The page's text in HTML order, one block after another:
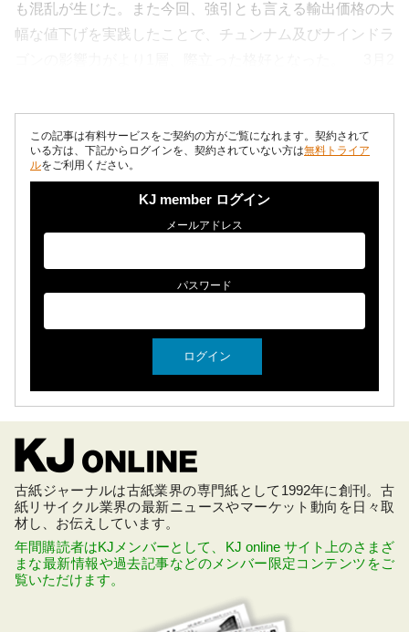
も混乱が生じた。また今回、強引とも言える輸出価格の大
幅な値下げを実践したことで、チュンナム及びナインドラ
この記事は有料サービスをご契約の方がご覧になれます。契約されて
いる方は、下記からログインを、契約されていない方は無料トライア
ルをご利用ください。
KJ member ログイン
メールアドレス
パスワード
古紙ジャーナルは古紙業界の専門紙として1992年に創刊。古
紙リサイクル業界の最新ニュースやマーケット動向を日々取
材し、お伝えしています。
年間購読者はKJメンバーとして、KJ online サイト上のさまざ
まな最新情報や過去記事などのメンバー限定コンテンツをご
覧いただけます。